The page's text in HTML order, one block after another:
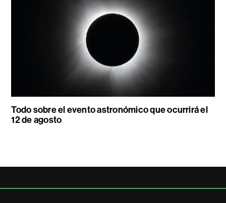
Todo sobre el evento astronómico que ocurrirá el
12 de agosto